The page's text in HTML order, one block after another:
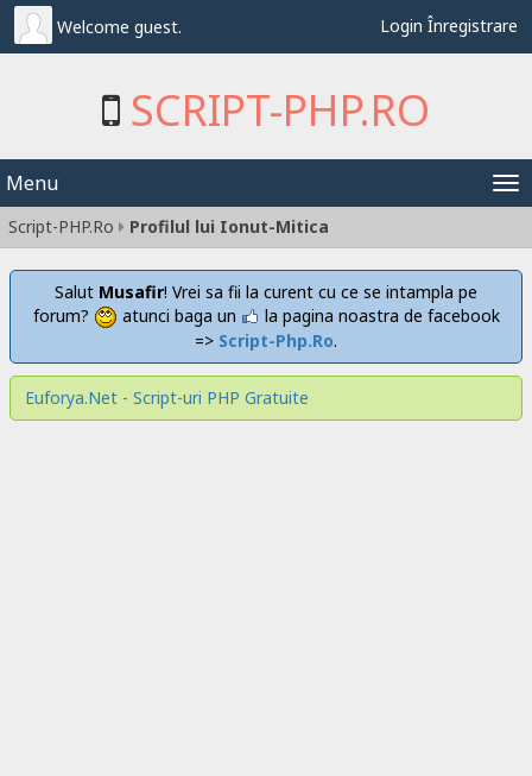
Welcome guest. Login Înregistrare
SCRIPT-PHP.RO
Menu
Script-PHP.Ro Profilul lui Ionut-Mitica
Salut Musafir! Vrei sa fii la curent cu ce se intampla pe
forum?
atunci baga un
la pagina noastra de facebook
=> Script-Php.Ro.
Euforya.Net - Script-uri PHP Gratuite